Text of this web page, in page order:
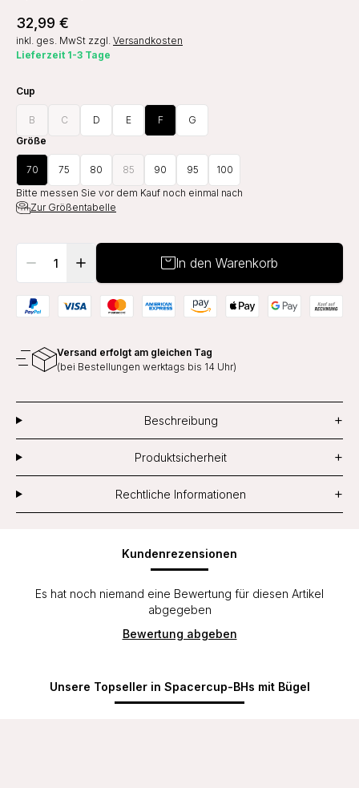
32,99 €
inkl. ges. MwSt zzgl. Versandkosten
Lieferzeit 1-3 Tage
Cup
B C D E F
G
Größe
70 75 80 85 90 95
100
Bitte messen Sie vor dem Kauf noch einmal nach
Zur Größentabelle
In den Warenkorb
Versand erfolgt am gleichen Tag
(bei Bestellungen werktags bis 14 Uhr)
Beschreibung +
Produktsicherheit +
Rechtliche Informationen +
Kundenrezensionen
Es hat noch niemand eine Bewertung für diesen Artikel
abgegeben
Bewertung abgeben
Unsere Topseller in Spacercup-BHs mit Bügel